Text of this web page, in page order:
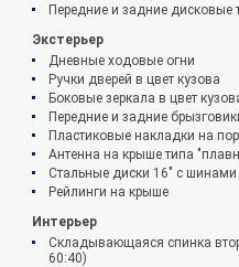
Передние и задние дисковые
Экстерьер
Дневные ходовые огни
Ручки дверей в цвет кузова
Боковые зеркала в цвет
Передние и задние
Пластиковые накладки на
Антенна на крыше типа
Стальные диски 16" с
Рейлинги на крыше
Интерьер
Складывающаяся спинка
60:40)